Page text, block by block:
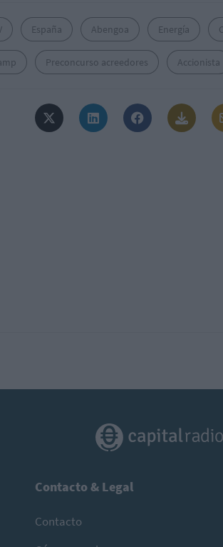
España Abengoa Energía
Preconcurso acreedores Accionista
Contacto & Legal
Contacto